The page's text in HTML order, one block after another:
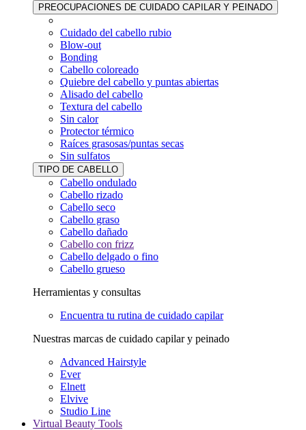
PREOCUPACIONES DE CUIDADO CAPILAR Y PEINADO
Cuidado del cabello rubio
Blow-out
Bonding
Cabello coloreado
Quiebre del cabello y puntas abiertas
Alisado del cabello
Textura del cabello
Sin calor
Protector térmico
Raíces grasosas/puntas secas
Sin sulfatos
TIPO DE CABELLO
Cabello ondulado
Cabello rizado
Cabello seco
Cabello graso
Cabello dañado
Cabello con frizz
Cabello delgado o fino
Cabello grueso
Herramientas y consultas
Encuentra tu rutina de cuidado capilar
Nuestras marcas de cuidado capilar y peinado
Advanced Hairstyle
Ever
Elnett
Elvive
Studio Line
Virtual Beauty Tools